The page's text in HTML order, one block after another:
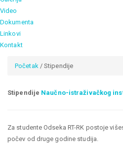
Video
Dokumenta
Linkovi
Kontakt
Početak/ Stipendije
Stipendije Naučno-istraživačkog
Za studente Odseka RT-RK postoje
počev od druge godine studija.